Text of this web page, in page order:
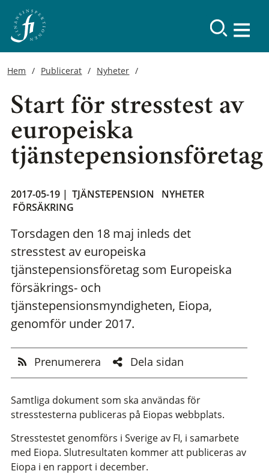
Hem Publicerat Nyheter
Start för stresstest av
europeiska
tjänstepensionsföretag
2017-05-19 | TJÄNSTEPENSION
NYHETER
FÖRSÄKRING
Torsdagen den 18 maj inleds det
stresstest av europeiska
tjänstepensionsföretag som Europeiska
försäkrings- och
tjänstepensionsmyndigheten, Eiopa,
genomför under 2017.
Prenumerera Dela sidan
Samtliga dokument som ska användas för
stresstesterna publiceras på Eiopas webbplats.
Stresstestet genomförs i Sverige av FI, i samarbete
med Eiopa. Slutresultaten kommer att publiceras av
Eiopa i en rapport i december.